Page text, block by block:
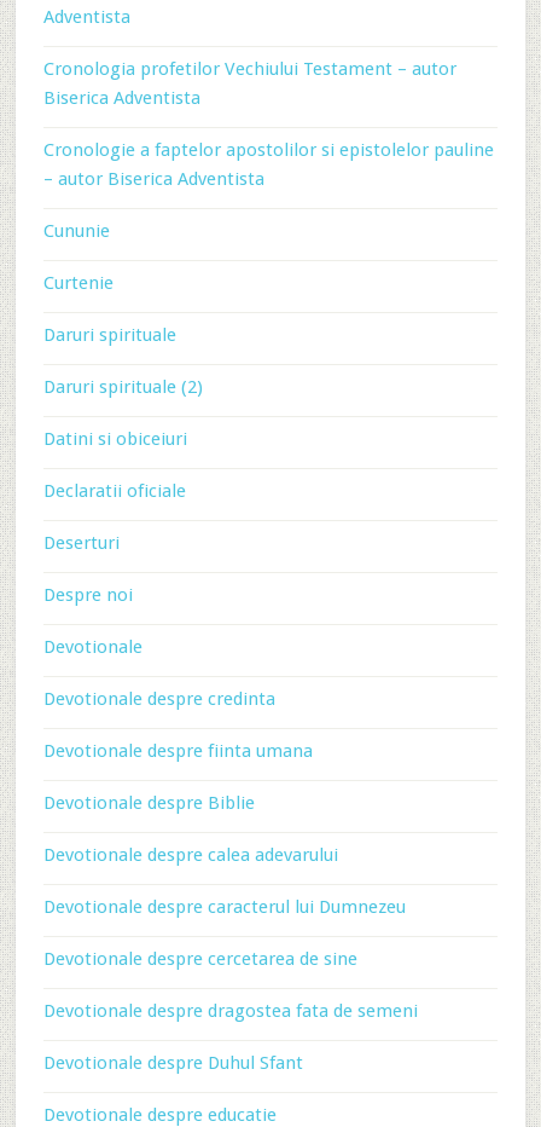
Adventista
Cronologia profetilor Vechiului Testament – autor
Biserica Adventista
Cronologie a faptelor apostolilor si epistolelor pauline
– autor Biserica Adventista
Cununie
Curtenie
Daruri spirituale
Daruri spirituale (2)
Datini si obiceiuri
Declaratii oficiale
Deserturi
Despre noi
Devotionale
Devotionale despre credinta
Devotionale despre fiinta umana
Devotionale despre Biblie
Devotionale despre calea adevarului
Devotionale despre caracterul lui Dumnezeu
Devotionale despre cercetarea de sine
Devotionale despre dragostea fata de semeni
Devotionale despre Duhul Sfant
Devotionale despre educatie